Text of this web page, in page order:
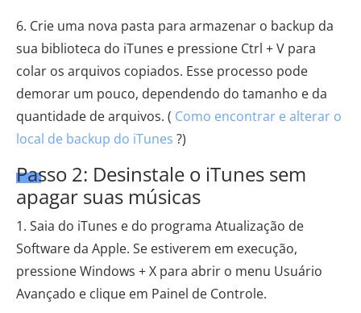
6. Crie uma nova pasta para armazenar o backup da
sua biblioteca do iTunes e pressione Ctrl + V para
colar os arquivos copiados. Esse processo pode
demorar um pouco, dependendo do tamanho e da
quantidade de arquivos. ( Como encontrar e alterar o
local de backup do iTunes ?)
Passo 2: Desinstale o iTunes sem
apagar suas músicas
1. Saia do iTunes e do programa Atualização de
Software da Apple. Se estiverem em execução,
pressione Windows + X para abrir o menu Usuário
Avançado e clique em Painel de Controle.